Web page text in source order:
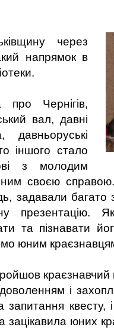
через
напрямок в
про Чернігів,
вал, давні
давньоруські
іншого стало
з молодим
своєю
задавали багато
презентацію.
та пізнавати
юним
краєзнавчий
і
запитання
юних